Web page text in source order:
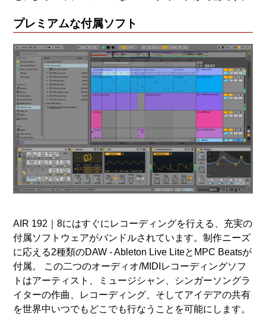
プレミアムな付属ソフト
AIR 192｜8にはすぐにレコーディングを行える、充実の
付属ソフトウェアがバンドルされています。制作ニーズ
に応える2種類のDAW - Ableton Live LiteとMPC Beatsが
付属。 この二つのオーディオ/MIDIレコーディングソフ
トはアーティスト、ミュージシャン、シンガーソングラ
イターの作曲、レコーディング、そしてアイデアの共有
を世界中いつでもどこでも行なうことを可能にします。